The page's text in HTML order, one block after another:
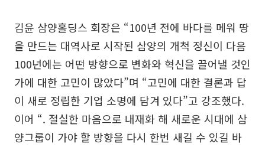
김윤 삼양홀딩스 회장은 “100년 전에 바다를 메워 땅
을 만드는 대역사로 시작된 삼양의 개척 정신이 다음
100년에는 어떤 방향으로 변화와 혁신을 끌어낼 것인
가에 대한 고민이 많았다”며 “고민에 대한 결론과 답
이 새로 정립한 기업 소명에 담겨 있다”고 강조했다.
이어 “. 절실한 마음으로 내재화 해 새로운 시대에 삼
양그룹이 가야 할 방향을 다시 한번 새길 수 있길 바